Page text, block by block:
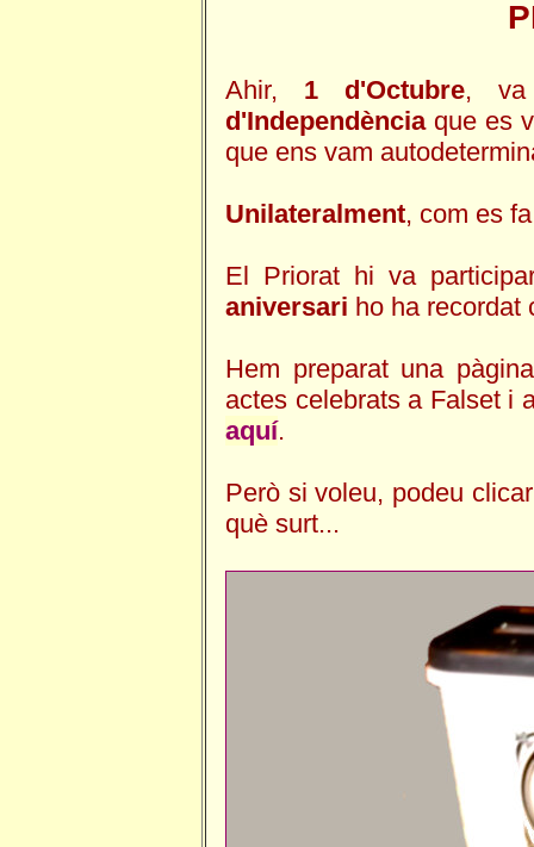
Ahir, 1 d'Octubre,
d'Independènciaque es
que ens vam
Unilateralment, com es
El Priorat hi va
aniversari ho ha recordat
Hem preparat una
actes celebrats a Falset i
aquí.
Però si voleu, podeu
què surt...